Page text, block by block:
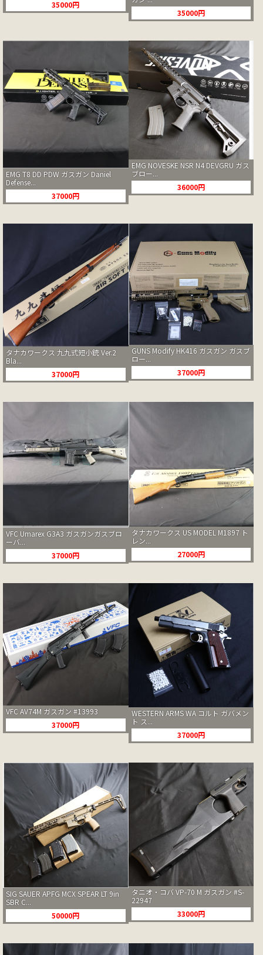
35000円
35000円
EMG T8 DD PDW ガスガン Daniel
Defense...
37000円
EMG NOVESKE NSR N4 DEVGRU ガス
ブロー...
36000円
タナカワークス 九九式短小銃 Ver.2
Bla...
37000円
GUNS Modify HK416 ガスガン ガスブ
ロー...
37000円
VFC Umarex G3A3 ガスガンガスブロ
ーバ...
37000円
タナカワークス US MODEL M1897 ト
レン...
27000円
VFC AV74M ガスガン #13993
37000円
WESTERN ARMS WA コルト ガバメン
ト ス...
37000円
SIG SAUER APFG MCX SPEAR LT 9in
SBR C...
50000円
タニオ・コバ VP-70 M ガスガン #S-
22947
33000円